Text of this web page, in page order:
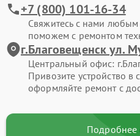
+7 (800) 101-16-34
Свяжитесь с нами
поможем с ремонтом
г.Благовещенск ул.
Центральный офис:
Привозите устройство в
оформляйте ремонт с
Подробнее